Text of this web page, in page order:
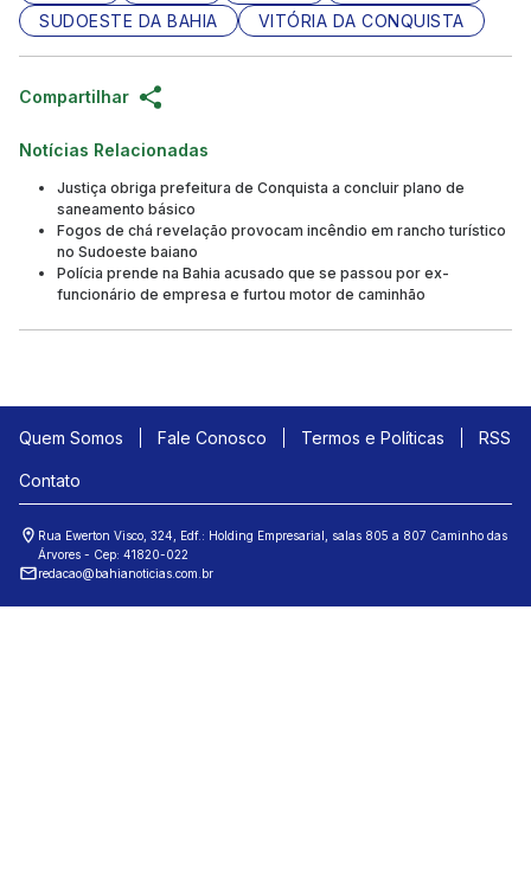
SUDOESTE DA BAHIA
VITÓRIA DA CONQUISTA
Compartilhar
Notícias Relacionadas
Justiça obriga prefeitura de Conquista a concluir plano de
saneamento básico
Fogos de chá revelação provocam incêndio em rancho turístico
no Sudoeste baiano
Polícia prende na Bahia acusado que se passou por ex-
funcionário de empresa e furtou motor de caminhão
Quem Somos Fale Conosco Termos e Políticas RSS
Contato
Rua Ewerton Visco, 324, Edf.: Holding Empresarial, salas 805 a 807 Caminho das
Árvores - Cep: 41820-022
redacao@bahianoticias.com.br